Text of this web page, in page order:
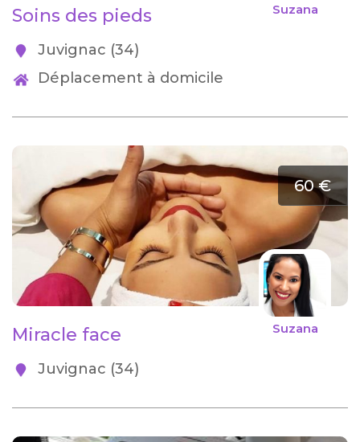
Suzana
Soins des pieds
Juvignac (34)
Déplacement à domicile
60 €
Suzana
Miracle face
Juvignac (34)